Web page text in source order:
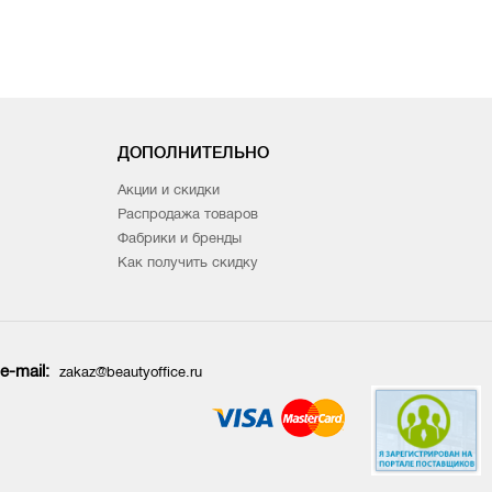
ДОПОЛНИТЕЛЬНО
Акции и скидки
Распродажа товаров
Фабрики и бренды
Как получить скидку
e-mail: zakaz@beautyoffice.ru